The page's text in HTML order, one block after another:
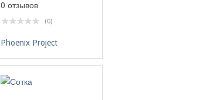
0 отзывов
(0)
Phoenix Project